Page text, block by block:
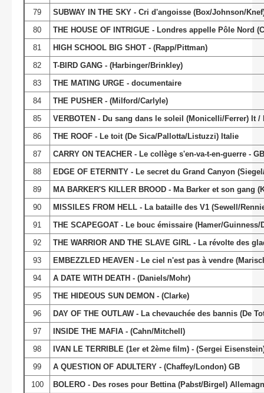
79
SUBWAY IN THE SKY - Cri d'angoisse (Box/Johnson/
80
THE HOUSE OF INTRIGUE - Londres appelle Pôle Nord
81
HIGH SCHOOL BIG SHOT - (Rapp/Pittman)
82
T-BIRD GANG - (Harbinger/Brinkley)
83
THE MATING URGE - documentaire
84
THE PUSHER - (Milford/Carlyle)
85
VERBOTEN - Du sang dans le soleil (Monicelli/Ferrer) It /
86
THE ROOF - Le toit (De Sica/Pallotta/Listuzzi) Italie
87
CARRY ON TEACHER - Le collège s'en-va-t-en-guerre - GB
88
EDGE OF ETERNITY - Le secret du Grand Canyon
89
MA BARKER'S KILLER BROOD - Ma Barker et son gang
90
MISSILES FROM HELL - La bataille des V1 (Sewell/
91
THE SCAPEGOAT - Le bouc émissaire (Hamer/Guinness/
92
THE WARRIOR AND THE SLAVE GIRL - La révolte des
93
EMBEZZLED HEAVEN - Le ciel n'est pas à vendre
94
A DATE WITH DEATH - (Daniels/Mohr)
95
THE HIDEOUS SUN DEMON - (Clarke)
96
DAY OF THE OUTLAW - La chevauchée des bannis (De
97
INSIDE THE MAFIA - (Cahn/Mitchell)
98
IVAN LE TERRIBLE (1er et 2ème film) - (Sergei
99
A QUESTION OF ADULTERY - (Chaffey/London) GB
100
BOLERO - Des roses pour Bettina (Pabst/Birgel)